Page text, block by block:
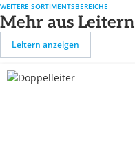
WEITERE SORTIMENTSBEREICHE
Mehr aus Leitern
Leitern anzeigen